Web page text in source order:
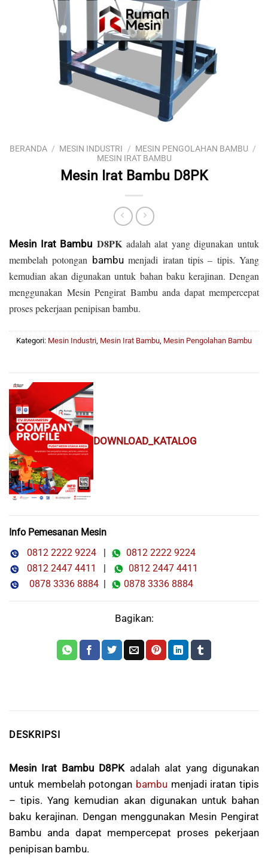
BERANDA / MESIN INDUSTRI / MESIN PENGOLAHAN BAMBU /
MESIN IRAT BAMBU
Mesin Irat Bambu D8PK
Mesin Irat Bambu D8PKadalah alat yang digunakan untuk
membelah potongan bambumenjadi iratan tipis – tipis. Yang
kemudian akan digunakan untuk bahan baku kerajinan. Dengan
menggunakan Mesin Pengirat Bambu anda dapat mempercepat
proses pekerjaan penipisan bambu.
Kategori: Mesin Industri Mesin Irat Bambu Mesin Pengolahan Bambu
DOWNLOAD_KATALOG
Info Pemesanan Mesin
0812 2222 9224 |
0812 2222 9224
0812 2447 4411
|
0812 2447 4411
0878 3336 8884 | 0878 3336 8884
Bagikan:
DESKRIPSI
Mesin Irat Bambu D8PKadalah alat yang digunakan
untuk membelah potongan bambu menjadi iratan tipis
– tipis. Yang kemudian akan digunakan untuk bahan
baku kerajinan. Dengan menggunakan Mesin Pengirat
Bambu anda dapat mempercepat proses pekerjaan
penipisan bambu.